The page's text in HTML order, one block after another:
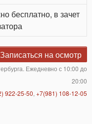
бесплатно, в зачет
Записаться на осмотр
Ежедневно с 10:00 до
20:00
922-25-50, +7(981) 108-12-05